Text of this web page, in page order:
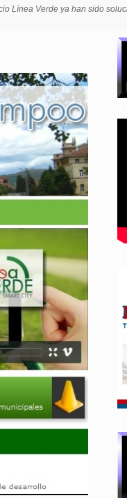
Línea Verde ya han sido